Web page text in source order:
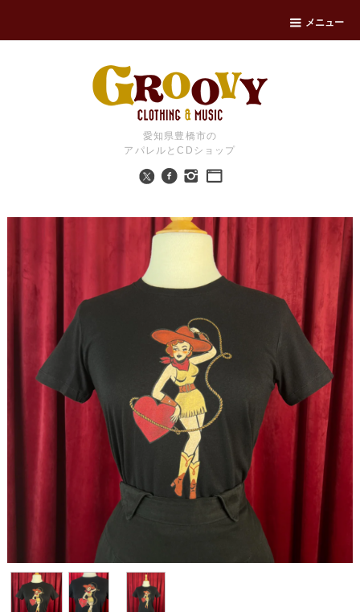
メニュー
愛知県豊橋市の
アパレルとCDショップ